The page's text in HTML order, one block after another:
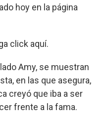
hoy en la página
click aquí.
Amy, se muestran
en las que asegura,
creyó que iba a ser
frente a la fama.